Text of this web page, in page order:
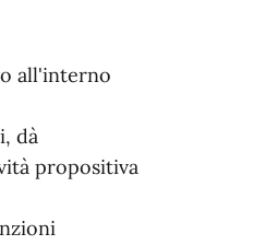
all'interno
dà
propositiva